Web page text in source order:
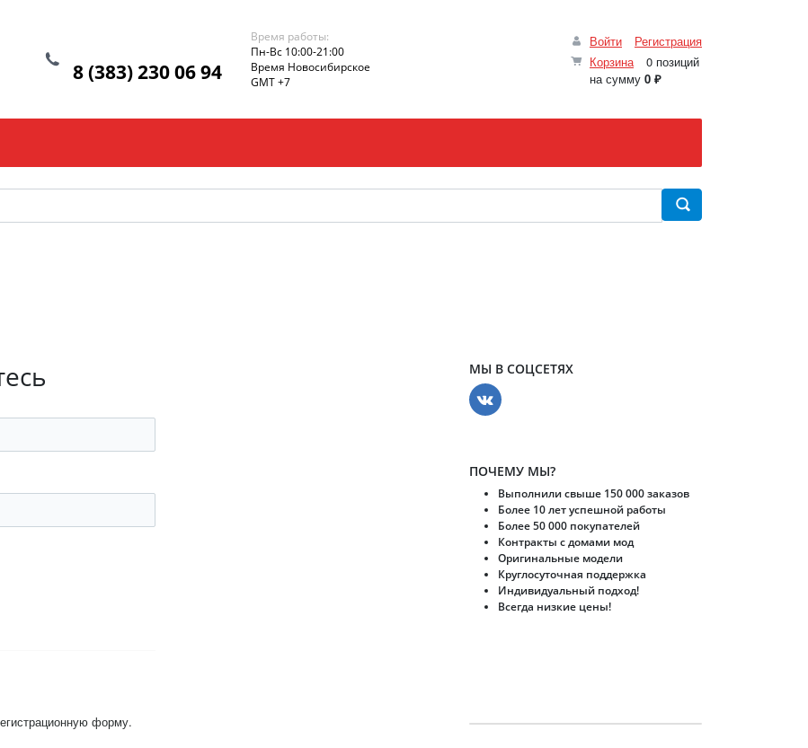
Войти
Регистрация
Корзина
0 позиций
на сумму 0 ₽
8 (383) 230 06 94
Время работы:
Пн-Вс 10:00-21:00
Время Новосибирское
GMT +7
форму.
МЫ В СОЦСЕТЯХ
ПОЧЕМУ МЫ?
Выполнили свыше 150 000 заказов
Более 10 лет успешной работы
Более 50 000 покупателей
Контракты с домами мод
Оригинальные модели
Круглосуточная поддержка
Индивидуальный подход!
Всегда низкие цены!